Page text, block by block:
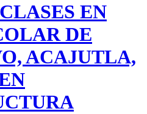
EN
DE
ACAJUTLA,